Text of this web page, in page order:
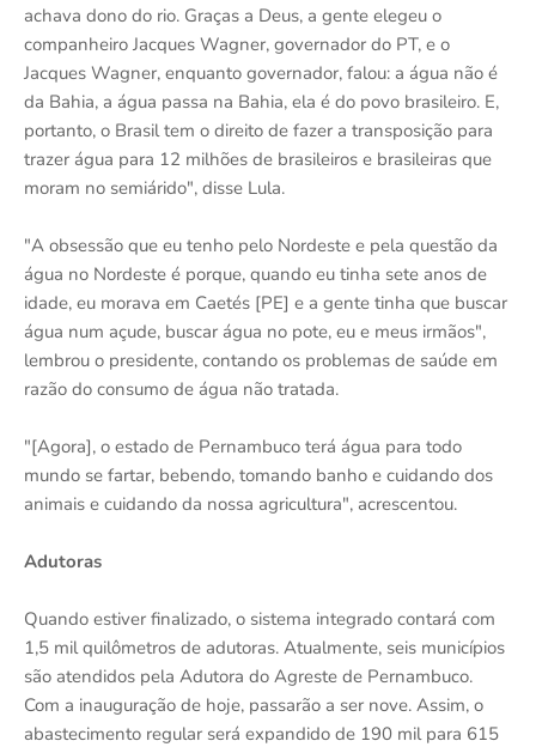
achava dono do rio. Graças a Deus, a gente elegeu o
companheiro Jacques Wagner, governador do PT, e o
Jacques Wagner, enquanto governador, falou: a água não é
da Bahia, a água passa na Bahia, ela é do povo brasileiro. E,
portanto, o Brasil tem o direito de fazer a transposição para
trazer água para 12 milhões de brasileiros e brasileiras que
moram no semiárido", disse Lula.
"A obsessão que eu tenho pelo Nordeste e pela questão da
água no Nordeste é porque, quando eu tinha sete anos de
idade, eu morava em Caetés [PE] e a gente tinha que buscar
água num açude, buscar água no pote, eu e meus irmãos",
lembrou o presidente, contando os problemas de saúde em
razão do consumo de água não tratada.
"[Agora], o estado de Pernambuco terá água para todo
mundo se fartar, bebendo, tomando banho e cuidando dos
animais e cuidando da nossa agricultura", acrescentou.
Adutoras
Quando estiver finalizado, o sistema integrado contará com
1,5 mil quilômetros de adutoras. Atualmente, seis municípios
são atendidos pela Adutora do Agreste de Pernambuco.
Com a inauguração de hoje, passarão a ser nove. Assim, o
abastecimento regular será expandido de 190 mil para 615